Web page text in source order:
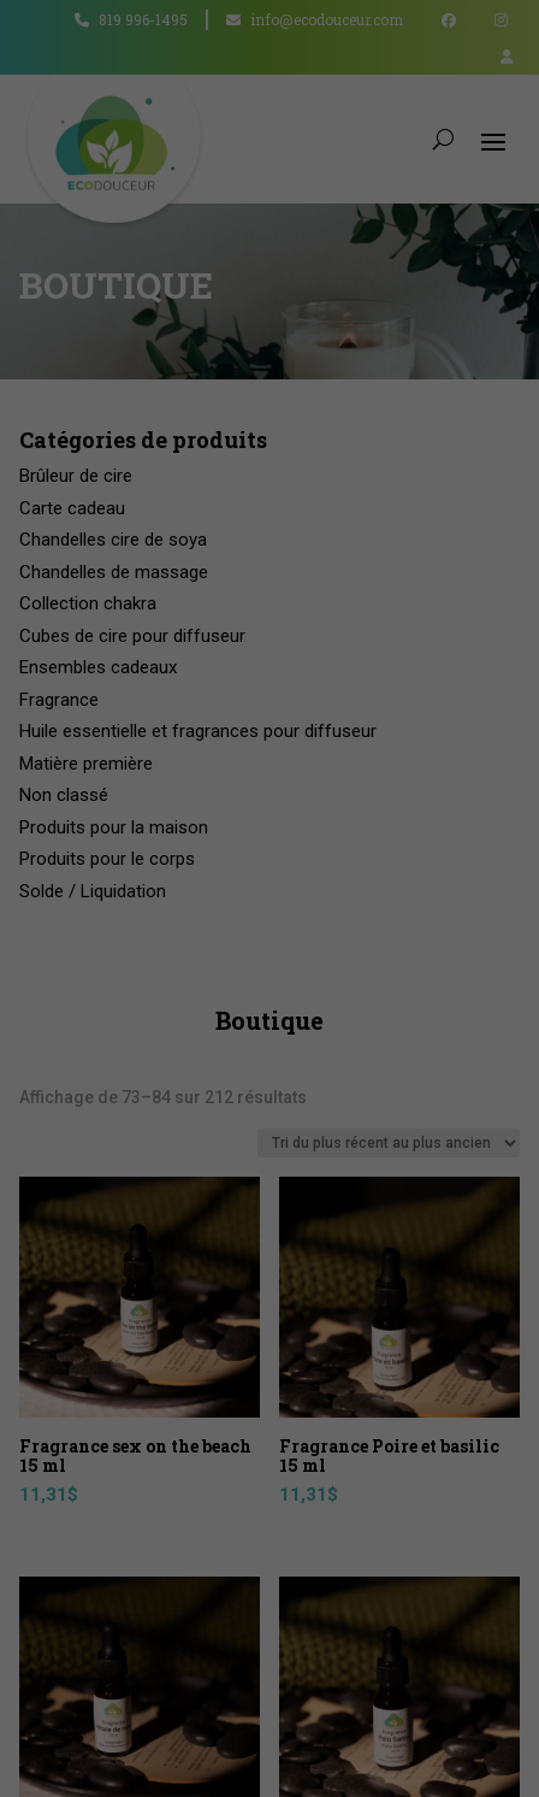
819 996-1495 info@ecodouceur.com
BOUTIQUE
Catégories de produits
Brûleur de cire
Carte cadeau
Chandelles cire de soya
Chandelles de massage
Collection chakra
Cubes de cire pour diffuseur
Ensembles cadeaux
Fragrance
Huile essentielle et fragrances pour diffuseur
Matière première
Non classé
Produits pour la maison
Produits pour le corps
Solde / Liquidation
Boutique
Affichage de 73–84 sur 212 résultatsTrié
plus
récent
plus
Fragrance sex on the beach
15 ml
11,31 $
Fragrance Poire et basilic
15 ml
11,31$